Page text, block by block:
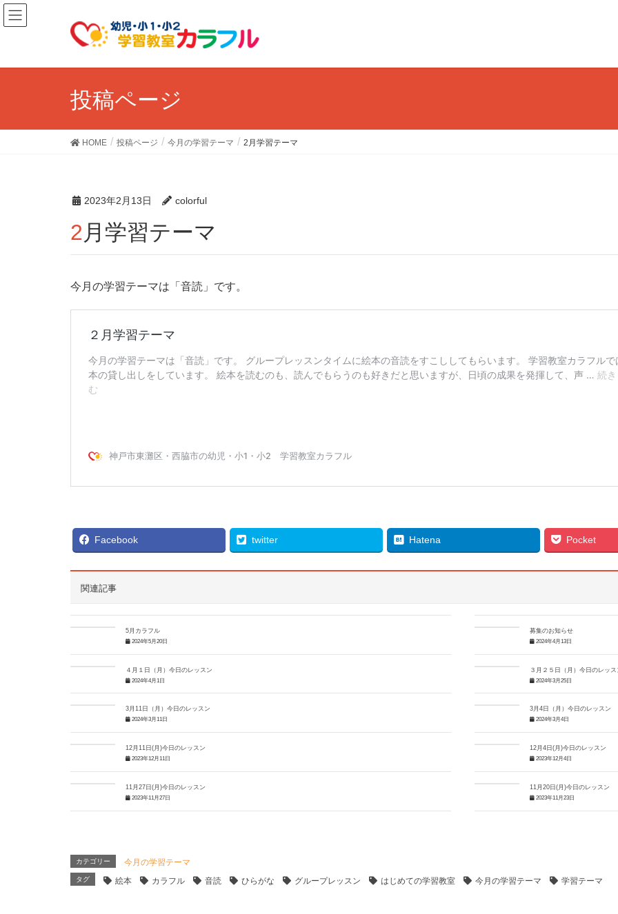
投稿ページ
HOME 投稿ページ 今月の学習テーマ 2月学習テーマ
2023年2月13日 colorful
2月学習テーマ
今月の学習テーマは「音読」です。
Facebook twitter Hatena Pocket
関連記事
5月カラフル
2024年5月20日
募集のお知らせ
2024年4月13日
４月１日（月）今日のレッスン
2024年4月1日
３月２５日（月）今日のレッス
2024年3月25日
3月11日（月）今日のレッスン
2024年3月11日
3月4日（月）今日のレッスン
2024年3月4日
12月11日(月)今日のレッスン
2023年12月11日
12月4日(月)今日のレッスン
2023年12月4日
11月27日(月)今日のレッスン
2023年11月27日
11月20日(月)今日のレッスン
2023年11月23日
カテゴリー 今月の学習テーマ
タグ 絵本 カラフル 音読 ひらがな グループレッスン はじめての学習教室 今月の学習テーマ 学習テーマ